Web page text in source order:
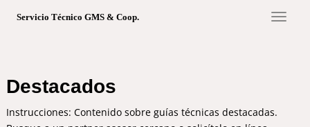
Servicio Técnico GMS & Coop.
Destacados
Instrucciones: Contenido sobre guías técnicas destacadas.